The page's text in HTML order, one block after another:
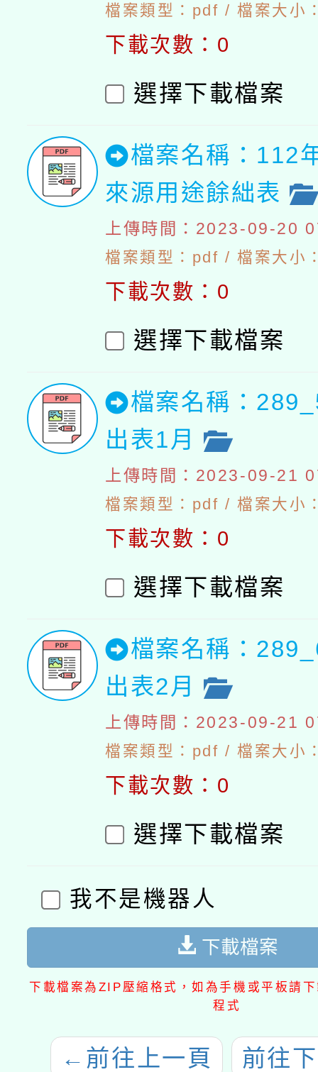
檔案類型：pdf / 檔案大小
下載次數：0
選擇下載檔案
檔案名稱：112
來源用途餘絀表
上傳時間：2023-09-20
檔案類型：pdf / 檔案大小
下載次數：0
選擇下載檔案
檔案名稱：
出表1月
上傳時間：2023-09-21
檔案類型：pdf / 檔案大小
下載次數：0
選擇下載檔案
檔案名稱：
出表2月
上傳時間：2023-09-21
檔案類型：pdf / 檔案大小
下載次數：0
選擇下載檔案
我不是機器人
下載檔案
下載檔案為ZIP壓縮格式，如為手機或平板請
程式
← 前往上一頁 前往